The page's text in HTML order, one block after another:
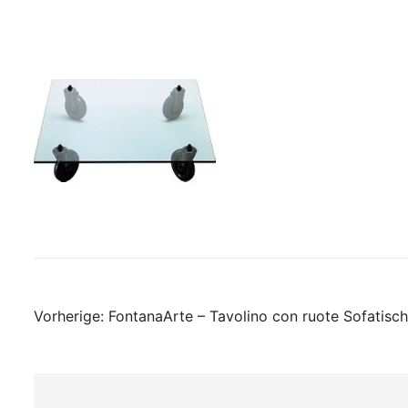
Vorherige: FontanaArte – Tavolino con ruote